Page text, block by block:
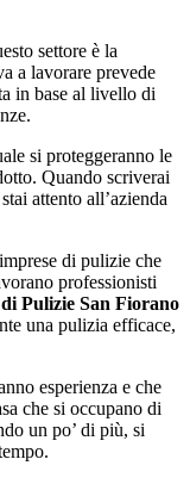
settore è la
a lavorare prevede
in base al livello di
si proteggeranno le
Quando scriverai
attento all’azienda
di pulizie che
professionisti
Pulizie San Fiorano
una pulizia efficace,
esperienza e che
che si occupano di
un po’ di più, si